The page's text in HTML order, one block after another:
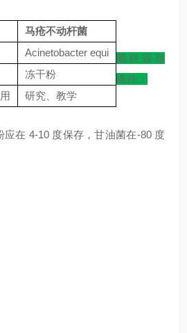
马疮不动杆菌
Acinetobacter equi
冻干粉
研究、教学
菌种保存
条件：
在 4-10 度保存，甘油菌在-80 度